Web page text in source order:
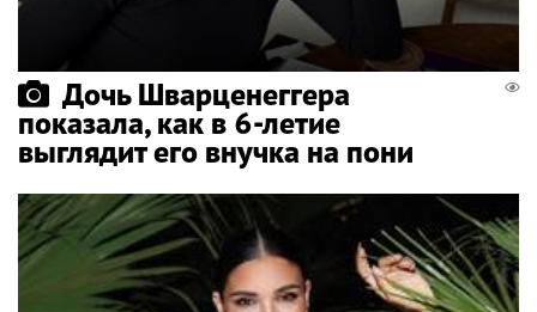
Дочь Шварценеггера
показала, как в 6-летие
выглядит его внучка на пони